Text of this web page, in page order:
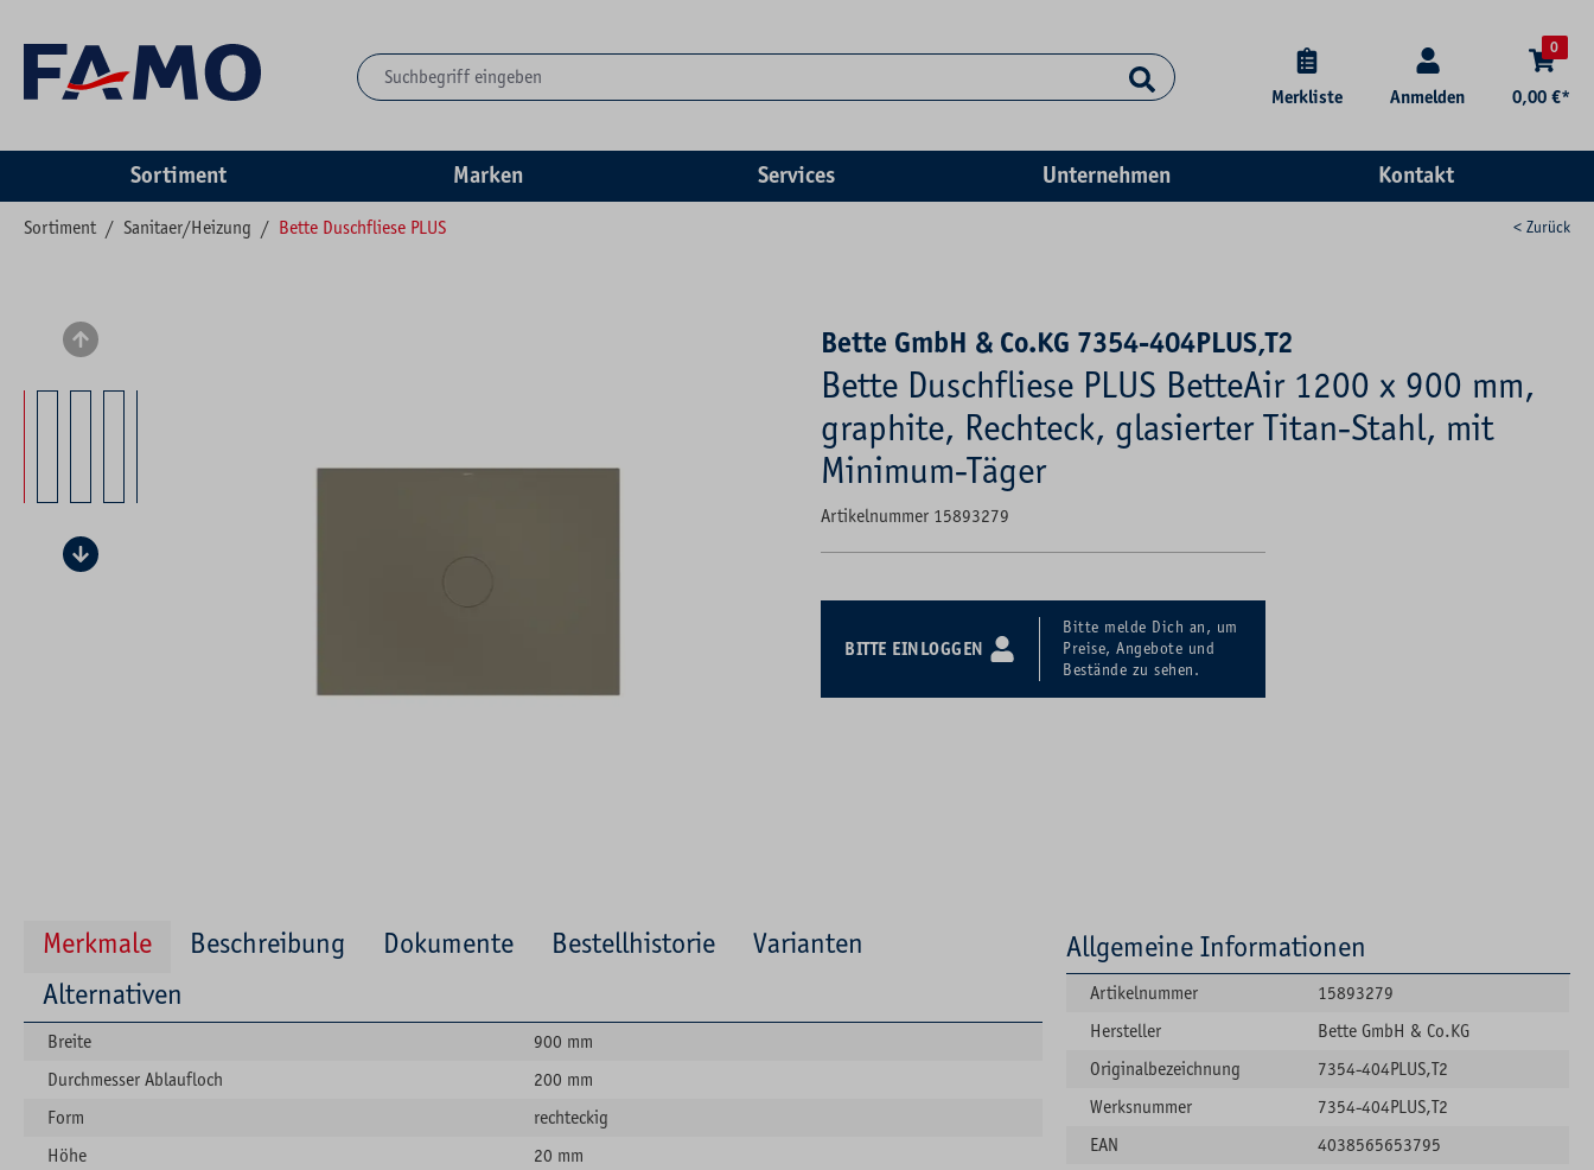
Merkliste Anmelden
0
0,00 €*
Sortiment Marken Services Unternehmen Kontakt
Sortiment / Sanitaer/Heizung / Bette Duschfliese PLUS < Zurück
Bildergalerie überspringen Bette GmbH & Co.KG 7354-404PLUS,T2
Bette Duschfliese PLUS BetteAir 1200 x 900 mm,
graphite, Rechteck, glasierter Titan-Stahl, mit
Minimum-Täger
Artikelnummer 15893279
BITTE EINLOGGEN
Bitte melde Dich an, um
Preise, Angebote und
Bestände zu sehen.
Merkmale Beschreibung Dokumente Bestellhistorie
Varianten
Alternativen
Breite
900 mm
Durchmesser Ablaufloch
200 mm
Form
rechteckig
Höhe
20 mm
Allgemeine Informationen
Artikelnummer
15893279
Hersteller
Bette GmbH & Co.KG
Originalbezeichnung
7354-404PLUS,T2
Werksnummer
7354-404PLUS,T2
EAN
4038565653795